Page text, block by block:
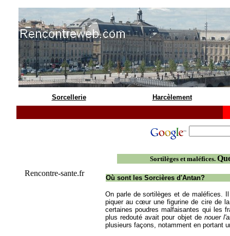
Sorcellerie Harcèlement
Rencontre-sante.fr
Sortilèges et maléfices.
Où sont les Sorcières d'Antan?
On parle de sortilèges et de maléfices.
piquer au cœur une figurine de cire de
certaines poudres malfaisantes qui les
plus redouté avait pour objet de nouer
plusieurs façons, notamment en portant